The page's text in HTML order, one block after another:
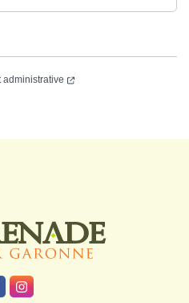
administrative
vers le compte Facebook
Lien vers le compte